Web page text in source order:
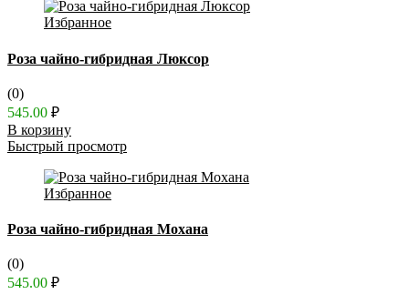
Избранное
Роза чайно-гибридная Люксор
(0)
545.00 ₽
В корзину
Быстрый просмотр
Избранное
Роза чайно-гибридная Мохана
(0)
545.00 ₽